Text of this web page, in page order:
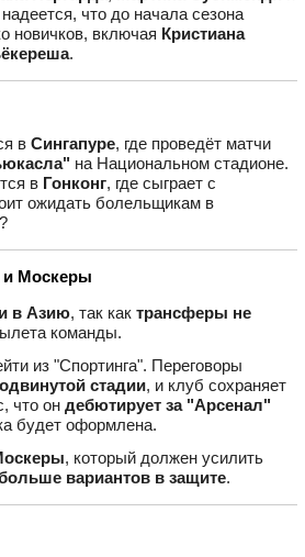
что до начала сезона
новичков, включая Кристиана
.
в Сингапуре, где проведёт матчи
на Национальном стадионе.
в Гонконг, где сыграет с
ожидать болельщикам в
Москеры
в Азию, так как трансферы не
команды.
из "Спортинга". Переговоры
стадии, и клуб сохраняет
что он дебютирует за "Арсенал"
будет оформлена.
, который должен усилить
вариантов в защите.